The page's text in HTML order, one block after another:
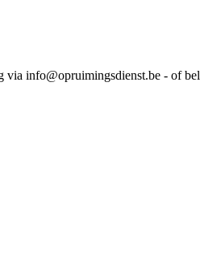
via info@opruimingsdienst.be - of bel